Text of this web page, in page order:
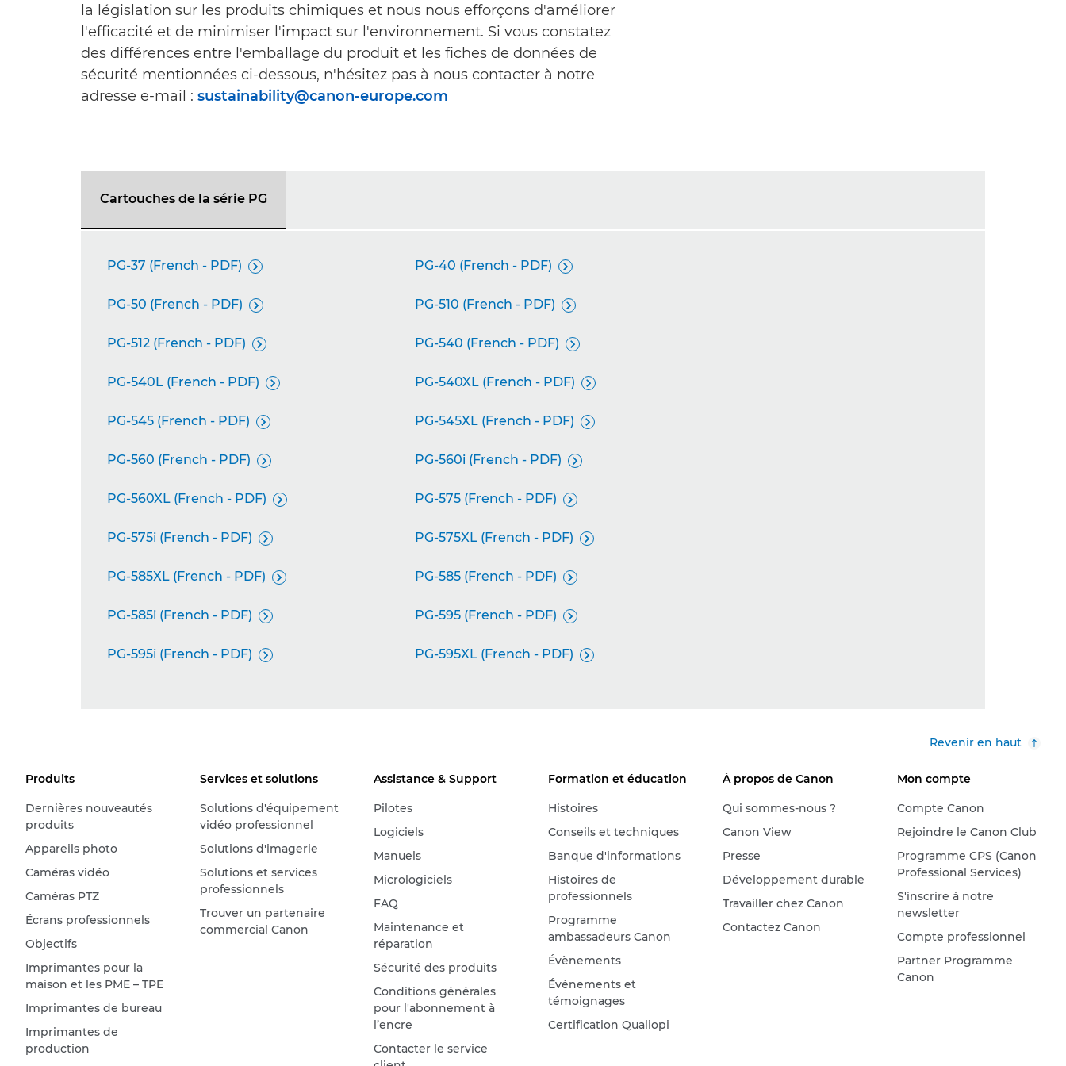
la législation sur les produits chimiques et nous nous efforçons d'améliorer
l'efficacité et de minimiser l'impact sur l'environnement. Si vous constatez
des différences entre l'emballage du produit et les fiches de données de
sécurité mentionnées ci-dessous, n'hésitez pas à nous contacter à notre
adresse e-mail : sustainability@canon-europe.com
Cartouches de la série PG
PG-37 (French - PDF)  PG-40 (French - PDF) 
PG-50 (French - PDF)  PG-510 (French - PDF) 
PG-512 (French - PDF)  PG-540 (French - PDF) 
PG-540L (French - PDF)  PG-540XL (French - PDF) 
PG-545 (French - PDF)  PG-545XL (French - PDF) 
PG-560 (French - PDF)  PG-560i (French - PDF) 
PG-560XL (French - PDF)  PG-575 (French - PDF) 
PG-575i (French - PDF)  PG-575XL (French - PDF) 
PG-585XL (French - PDF)  PG-585 (French - PDF) 
PG-585i (French - PDF)  PG-595 (French - PDF) 
PG-595i (French - PDF)  PG-595XL (French - PDF) 
Revenir en haut
Produits
Dernières nouveautés
produits
Appareils photo
Caméras vidéo
Caméras PTZ
Écrans professionnels
Objectifs
Imprimantes pour la
maison et les PME – TPE
Imprimantes de bureau
Imprimantes de
production
Services et solutions
Solutions d'équipement
vidéo professionnel
Solutions d'imagerie
Solutions et services
professionnels
Trouver un partenaire
commercial Canon
Assistance & Support
Pilotes
Logiciels
Manuels
Micrologiciels
FAQ
Maintenance et
réparation
Sécurité des produits
Conditions générales
pour l'abonnement à
l’encre
Contacter le service
Formation et éducation
Histoires
Conseils et techniques
Banque d'informations
Histoires de
professionnels
Programme
ambassadeurs Canon
Évènements
Événements et
témoignages
Certification Qualiopi
À propos de Canon
Qui sommes-nous ?
Canon View
Presse
Développement durable
Travailler chez Canon
Contactez Canon
Mon compte
Compte Canon
Rejoindre le Canon Club
Programme CPS (Canon
Professional Services)
S'inscrire à notre
newsletter
Compte professionnel
Partner Programme
Canon